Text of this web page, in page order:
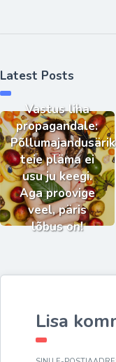
Latest Posts
Vastus liha
propagandale:
teie pläma ei
usu ju keegi.
Aga proovige
veel, päris
lõbus on!
Lisa